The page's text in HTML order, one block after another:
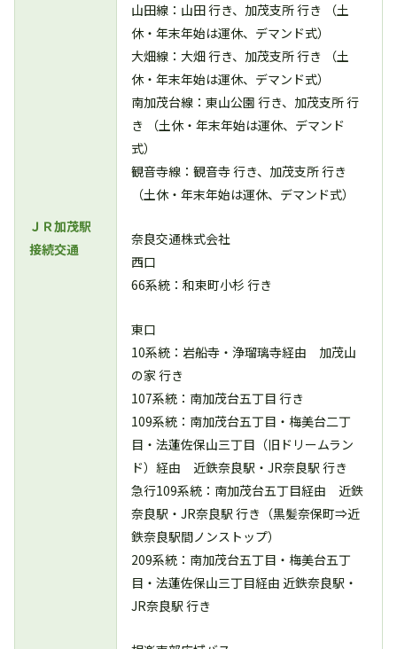
ＪＲ加茂駅
接続交通
山田線：山田 行き、加茂支所 行き （土
休・年末年始は運休、デマンド式）
大畑線：大畑 行き、加茂支所 行き （土
休・年末年始は運休、デマンド式）
南加茂台線：東山公園 行き、加茂支所 行
き （土休・年末年始は運休、デマンド
式）
観音寺線：観音寺 行き、加茂支所 行き
（土休・年末年始は運休、デマンド式）
奈良交通株式会社
西口
66系統：和束町小杉 行き
東口
10系統：岩船寺・浄瑠璃寺経由 加茂山
の家 行き
107系統：南加茂台五丁目 行き
109系統：南加茂台五丁目・梅美台二丁
目・法蓮佐保山三丁目（旧ドリームラン
ド）経由 近鉄奈良駅・JR奈良駅 行き
急行109系統：南加茂台五丁目経由 近鉄
奈良駅・JR奈良駅 行き（黒髪奈保町⇒近
鉄奈良駅間ノンストップ）
209系統：南加茂台五丁目・梅美台五丁
目・法蓮佐保山三丁目経由 近鉄奈良駅・
JR奈良駅 行き